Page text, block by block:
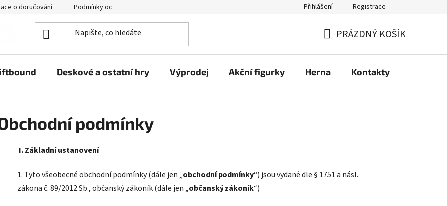
o doručování Podmínky ochrany osobních údajů Přihlášení Registrace
KOŠÍK
PRÁZDNÝ KOŠÍK
Deskové a ostatní hry Výprodej Akční figurky Herna Kontakty
podmínky
I.Základní ustanovení
1. Tyto všeobecné obchodní podmínky (dále jen „obchodní podmínky“) jsou vydané dle § 1751 a násl.
zákona č. 89/2012 Sb., občanský zákoník (dále jen „občanský zákoník“)